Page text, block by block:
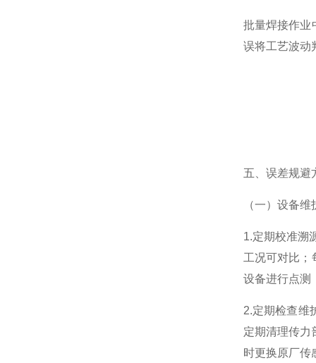
批量焊接作业
误将工艺波动
五、误差规避
（一）设备
1.定期校准溯
工况可对比；
设备进行点测
2.定期检查维
定期清理传力
时更换原厂传